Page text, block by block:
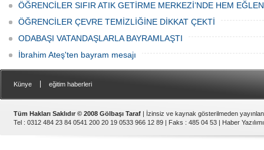
ÖĞRENCİLER SIFIR ATIK GETİRME MERKEZİ’NDE HEM
ÖĞRENCİLER ÇEVRE TEMİZLİĞİNE DİKKAT ÇEKTİ
ODABAŞI VATANDAŞLARLA BAYRAMLAŞTI
İbrahim Ateş'ten bayram mesajı
Künye eğitim haberleri
Tüm Hakları Saklıdır © 2008 Gölbaşı Taraf | İzinsiz ve kaynak gösterilmeden
Tel : 0312 484 23 84 0541 200 20 19 0533 966 12 89 | Faks : 485 04 53 | Haber Yazılımı